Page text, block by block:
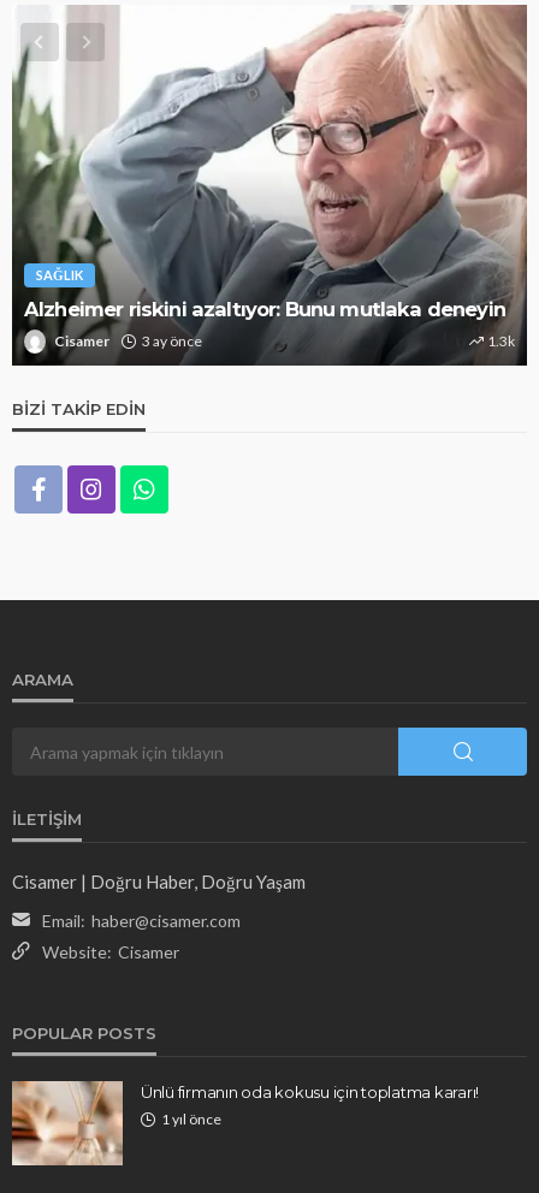
SAĞLIK
Alzheimer riskini azaltıyor: Bunu mutlaka deneyin
Cisamer 3 ay önce 1.3k
BIZI TAKIP EDIN
ARAMA
İLETIŞIM
Cisamer | Doğru Haber, Doğru Yaşam
Email: haber@cisamer.com
Website: Cisamer
POPULAR POSTS
Ünlü firmanın oda kokusu için toplatma kararı!
1 yıl önce